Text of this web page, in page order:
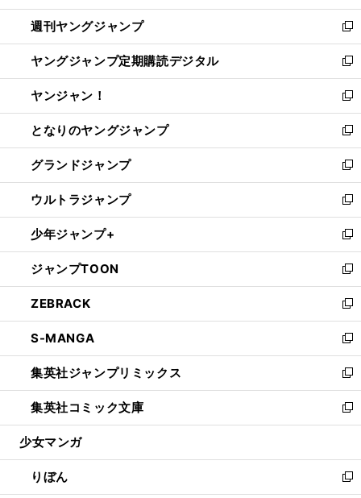
開
く
ウ
で
開
く
ン
ド
ウ
で
開
く
ウ
ィ
ン
ド
ウ
で
開
く
週刊ヤングジャンプ
新
し
い
ウ
ィ
ン
ド
ウ
で
開
く
ヤングジャンプ定期購読デジタル
新
し
い
ウ
ィ
ン
ド
ウ
で
開
く
ヤンジャン！
新
し
い
ウ
ィ
ン
ド
ウ
で
開
く
となりのヤングジャンプ
新
し
い
ウ
ィ
ン
ド
ウ
で
開
く
グランドジャンプ
新
し
い
ウ
ィ
ン
ド
ウ
で
開
く
ウルトラジャンプ
新
し
い
ウ
ィ
ン
ド
ウ
で
開
く
少年ジャンプ+
新
し
い
ウ
ィ
ン
ド
ウ
で
開
く
ジャンプTOON
新
し
い
ウ
ィ
ン
ド
ウ
で
開
ZEBRACK
新
し
い
ウ
ィ
ン
ド
ウ
開
く
S-MANGA
新
し
い
ウ
ィ
ン
ウ
で
開
集英社ジャンプリミックス
新
し
い
ウ
ン
ド
ウ
集英社コミック文庫
新
し
ウ
ィ
少女マンガ
りぼん
新